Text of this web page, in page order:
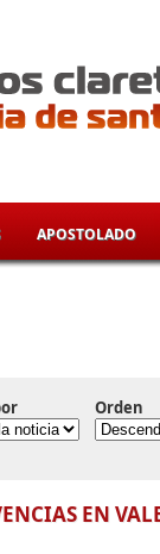
APOSTOLADO
Orden
EN